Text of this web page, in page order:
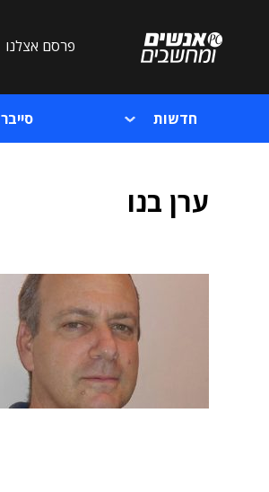
פרסם אצלנו
חדשות סייבר
ערן בנו